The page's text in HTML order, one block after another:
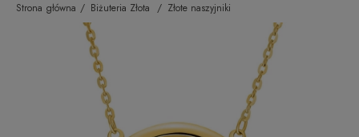
Strona główna Biżuteria Złota Złote naszyjniki